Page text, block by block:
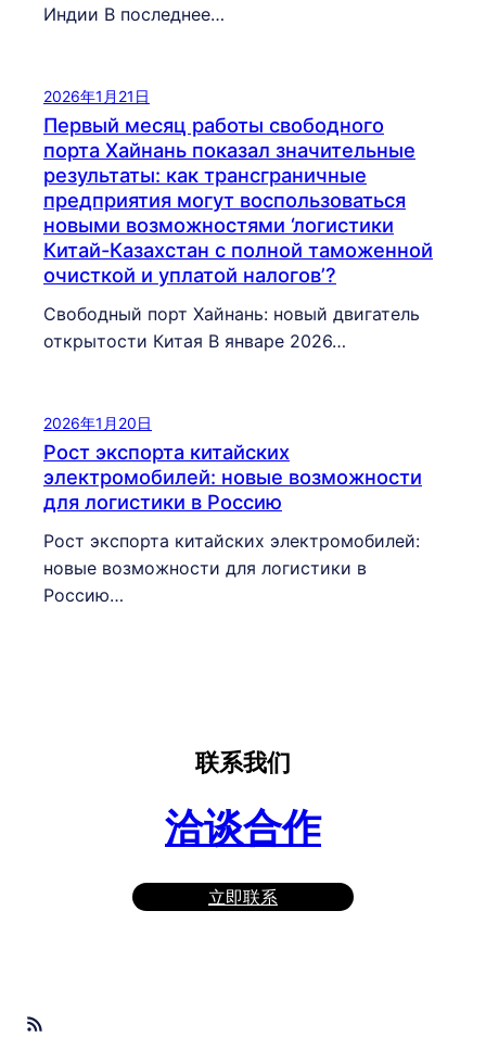
Индии В последнее…
2026年1月21日
Первый месяц работы свободного
порта Хайнань показал значительные
результаты: как трансграничные
предприятия могут воспользоваться
новыми возможностями ‘логистики
Китай-Казахстан с полной таможенной
очисткой и уплатой налогов’?
Свободный порт Хайнань: новый двигатель
открытости Китая В январе 2026…
2026年1月20日
Рост экспорта китайских
электромобилей: новые возможности
для логистики в Россию
Рост экспорта китайских электромобилей:
новые возможности для логистики в
Россию…
联系我们
洽谈合作
立即联系
RSS Feed